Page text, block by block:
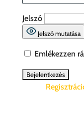
Jelszó
Jelszó mutatása
Emlékezzen